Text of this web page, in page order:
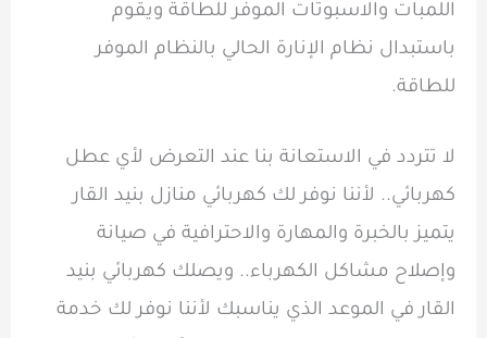
اللمبات والاسبوتات الموفر للطاقة ويقوم
باستبدال نظام الإنارة الحالي بالنظام الموفر
للطاقة.
لا تتردد في الاستعانة بنا عند التعرض لأي عطل
كهربائي.. لأننا نوفر لك كهربائي منازل بنيد القار
يتميز بالخبرة والمهارة والاحترافية في صيانة
وإصلاح مشاكل الكهرباء.. ويصلك كهربائي بنيد
القار في الموعد الذي يناسبك لأننا نوفر لك خدمة